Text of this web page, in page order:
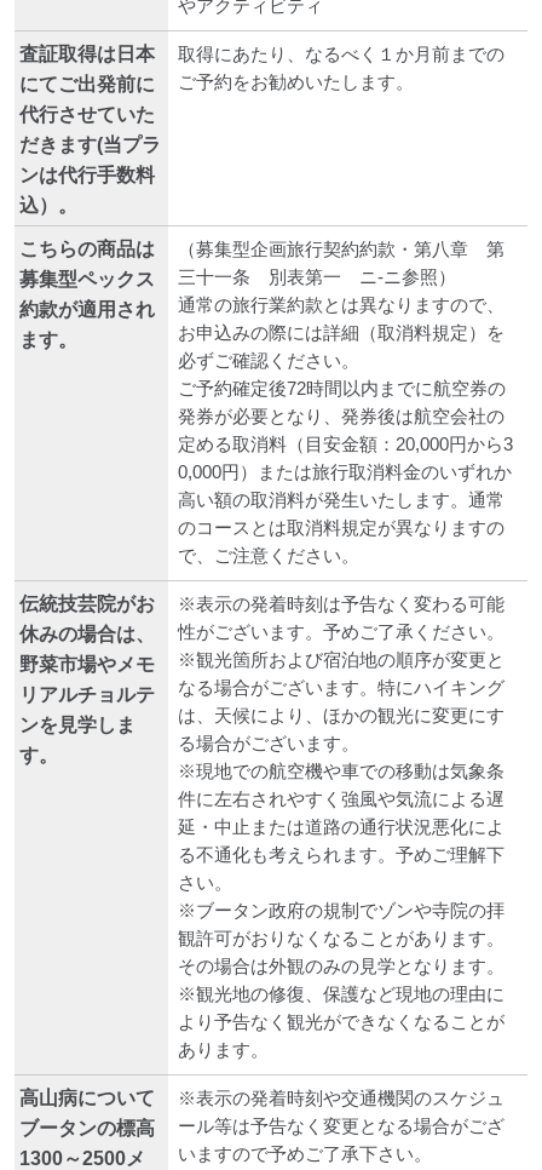
やアクティビティ
査証取得は日本
にてご出発前に
代行させていた
だきます(当プラ
ンは代行手数料
込）。
取得にあたり、なるべく１か月前までの
ご予約をお勧めいたします。
こちらの商品は
募集型ペックス
約款が適用され
ます。
（募集型企画旅行契約約款・第八章 第
三十一条 別表第一 ニ-ニ参照）
通常の旅行業約款とは異なりますので、
お申込みの際には詳細（取消料規定）を
必ずご確認ください。
ご予約確定後72時間以内までに航空券の
発券が必要となり、発券後は航空会社の
定める取消料（目安金額：20,000円から3
0,000円）または旅行取消料金のいずれか
高い額の取消料が発生いたします。通常
のコースとは取消料規定が異なりますの
で、ご注意ください。
伝統技芸院がお
休みの場合は、
野菜市場やメモ
リアルチョルテ
ンを見学しま
す。
※表示の発着時刻は予告なく変わる可能
性がございます。予めご了承ください。
※観光箇所および宿泊地の順序が変更と
なる場合がございます。特にハイキング
は、天候により、ほかの観光に変更にす
る場合がございます。
※現地での航空機や車での移動は気象条
件に左右されやすく強風や気流による遅
延・中止または道路の通行状況悪化によ
る不通化も考えられます。予めご理解下
さい。
※ブータン政府の規制でゾンや寺院の拝
観許可がおりなくなることがあります。
その場合は外観のみの見学となります。
※観光地の修復、保護など現地の理由に
より予告なく観光ができなくなることが
あります。
高山病について
ブータンの標高
1300～2500メ
※表示の発着時刻や交通機関のスケジュ
ール等は予告なく変更となる場合がござ
いますので予めご了承下さい。